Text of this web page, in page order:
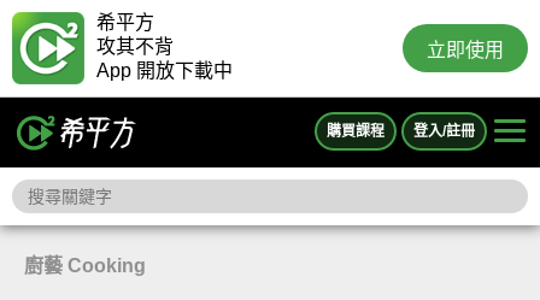
希平方
攻其不背
App 開放下載中
立即使用
購買課程 登入/註冊
廚藝 Cooking